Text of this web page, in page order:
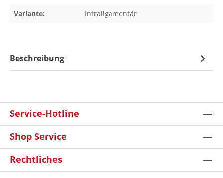
Variante: Intraligamentär
Beschreibung
Service-Hotline
Shop Service
Rechtliches